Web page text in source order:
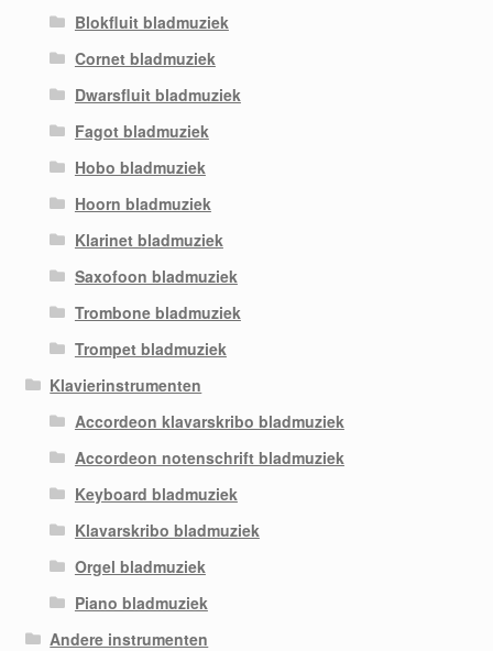
Blokfluit bladmuziek
Cornet bladmuziek
Dwarsfluit bladmuziek
Fagot bladmuziek
Hobo bladmuziek
Hoorn bladmuziek
Klarinet bladmuziek
Saxofoon bladmuziek
Trombone bladmuziek
Trompet bladmuziek
Klavierinstrumenten
Accordeon klavarskribo bladmuziek
Accordeon notenschrift bladmuziek
Keyboard bladmuziek
Klavarskribo bladmuziek
Orgel bladmuziek
Piano bladmuziek
Andere instrumenten